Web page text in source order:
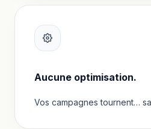
Aucune optimisation.
Vos campagnes tournent…